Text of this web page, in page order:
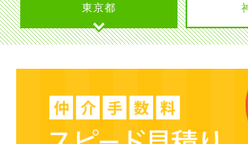
東京都